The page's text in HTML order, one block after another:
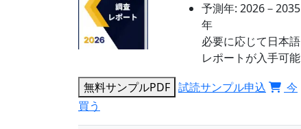
予測年: 2026－2035
年
必要に応じて日本語
レポートが入手可能
無料サンプルPDF 試読サンプル申込
今
買う